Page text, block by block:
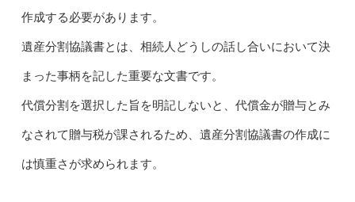
作成する必要があります。
遺産分割協議書とは、相続人どうしの話し合いにおいて決
まった事柄を記した重要な文書です。
代償分割を選択した旨を明記しないと、代償金が贈与とみ
なされて贈与税が課されるため、遺産分割協議書の作成に
は慎重さが求められます。